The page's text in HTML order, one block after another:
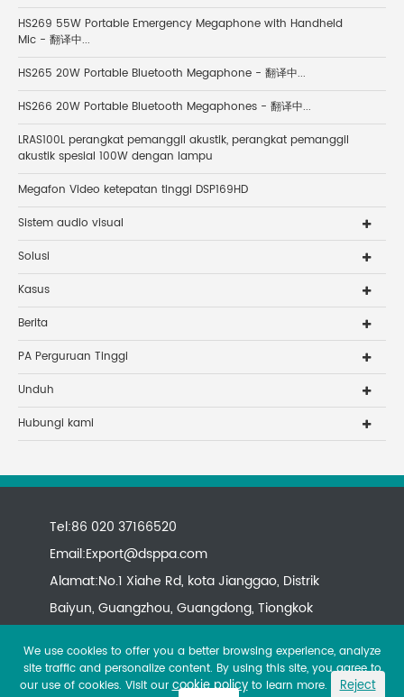
HS269 55W Portable Emergency Megaphone with Handheld
Mic - 翻译中...
HS265 20W Portable Bluetooth Megaphone - 翻译中...
HS266 20W Portable Bluetooth Megaphones - 翻译中...
LRAS100L perangkat pemanggil akustik, perangkat pemanggil
akustik spesial 100W dengan lampu
Megafon Video ketepatan tinggi DSP169HD
Sistem audio visual
Solusi
Kasus
Berita
PA Perguruan Tinggi
Unduh
Hubungi kami
Tel:86 020 37166520
Email:Export@dsppa.com
Alamat:No.1 Xiahe Rd, kota Jianggao, Distrik
Baiyun, Guangzhou, Guangdong, Tiongkok
We use cookies to offer you a better browsing experience, analyze
site traffic and personalize content. By using this site, you agree to
our use of cookies. Visit ourcookie policyto learn more.
Reject